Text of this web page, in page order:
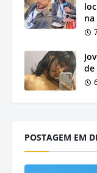
na
de
POSTAGEM EM